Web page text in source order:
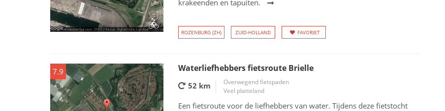
krakeenden en tapuiten.
ROZENBURG (ZH) ZUID-HOLLAND FAVORIET
7.9 Waterliefhebbers fietsroute Brielle
52 km
Overwegend fietspaden
Veel platteland
Een fietsroute voor de liefhebbers van water. Tijdens deze fietstocht